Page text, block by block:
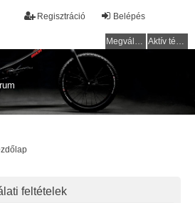
Belépés
Regisztráció
Megválaszolatlan témák Aktív témák
feltételek